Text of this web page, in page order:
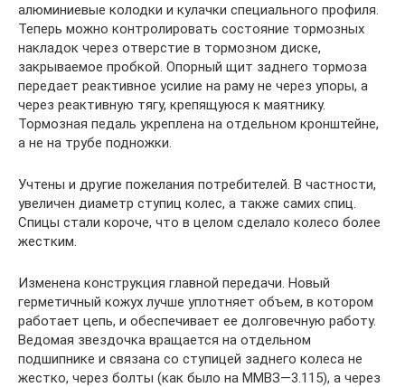
алюминиевые колодки и кулачки специального профиля.
Теперь можно контролировать состояние тормозных
накладок через отверстие в тормозном диске,
закрываемое пробкой. Опорный щит заднего тормоза
передает реактивное усилие на раму не через упоры, а
через реактивную тягу, крепящуюся к маятнику.
Тормозная педаль укреплена на отдельном кронштейне,
а не на трубе подножки.
Учтены и другие пожелания потребителей. В частности,
увеличен диаметр ступиц колес, а также самих спиц.
Спицы стали короче, что в целом сделало колесо более
жестким.
Изменена конструкция главной передачи. Новый
герметичный кожух лучше уплотняет объем, в котором
работает цепь, и обеспечивает ее долговечную работу.
Ведомая звездочка вращается на отдельном
подшипнике и связана со ступицей заднего колеса не
жестко, через болты (как было на ММВЗ—3.115), а через